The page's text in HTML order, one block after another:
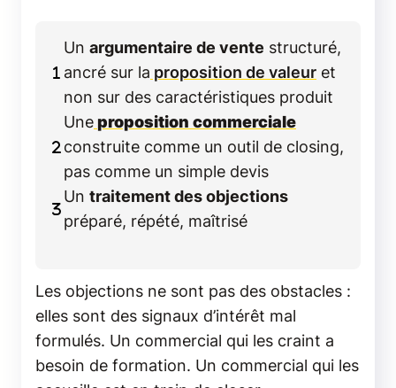
Un argumentaire de vente structuré,
ancré sur la proposition de valeur et
non sur des caractéristiques produit
Uneproposition commerciale
construite comme un outil de closing,
pas comme un simple devis
Un traitement des objections
préparé, répété, maîtrisé
Les objections ne sont pas des obstacles :
elles sont des signaux d’intérêt mal
formulés. Un commercial qui les craint a
besoin de formation. Un commercial qui les